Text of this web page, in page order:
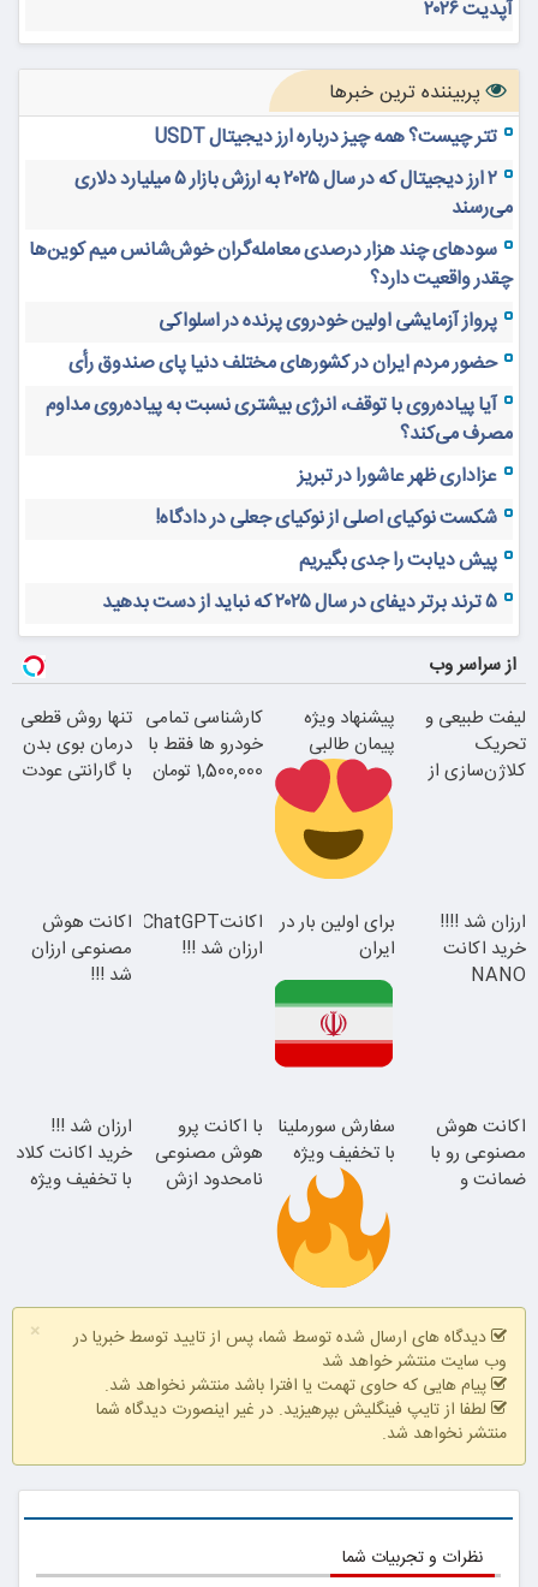
آپدیت ۲۰۲۶
پربیننده ترین خبرها
تتر چیست؟ همه چیز درباره ارز دیجیتال USDT
۲ ارز دیجیتال که در سال ۲۰۲۵ به ارزش بازار ۵ میلیارد دلاری
می‌رسند
سودهای چند هزار درصدی معامله‌گران خوش‌شانس میم کوین‌ها
چقدر واقعیت دارد؟
پرواز آزمایشی اولین خودروی پرنده در اسلواکی
حضور مردم ایران در کشورهای مختلف دنیا پای صندوق رأی
آیا پیاده‌روی با توقف، انرژی بیشتری نسبت به پیاده‌روی مداوم
مصرف می‌کند؟
عزاداری ظهر عاشورا در تبریز
شکست نوکیای اصلی از نوکیای جعلی در دادگاه!
پیش دیابت را جدی بگیریم
۵ ترند برتر دیفای در سال ۲۰۲۵ که نباید از دست بدهید
از سراسر وب
لیفت طبیعی و
تحریک
کلاژن‌سازی از
جوان شو
پیشنهاد ویژه
پیمان طالبی
با تخفیف ویژه
کارشناسی تمامی
خودرو ها فقط با
1,500,000 تومان
تنها روش قطعی
درمان بوی بدن
با گارانتی عودت
همین الان ببین
ارزان شد !!!!
خرید اکانت
NANO
برای اولین بار در
ایران
ترمیم کننده 23
روزه ساخت!
اکانتChatGPT
ارزان شد !!!
اکانت هوش
مصنوعی ارزان
شد !!!
اکانت هوش
مصنوعی رو با
ضمانت و
سفارش سورملینا
با تخفیف ویژه
موجودی
محدود!!!!
با اکانت پرو
هوش مصنوعی
نامحدود ازش
ارزان شد !!!
خرید اکانت کلاد
با تخفیف ویژه
×
دیدگاه های ارسال شده توسط شما، پس از تایید توسط خبریا در
وب سایت منتشر خواهد شد
پیام هایی که حاوی تهمت یا افترا باشد منتشر نخواهد شد.
لطفا از تایپ فینگلیش بپرهیزید. در غیر اینصورت دیدگاه شما
منتشر نخواهد شد.
نظرات و تجربیات شما